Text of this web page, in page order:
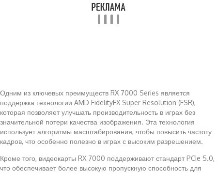
Одним из ключевых преимуществ RX 7000 Series является
поддержка технологии AMD FidelityFX Super Resolution (FSR),
которая позволяет улучшать производительность в играх без
значительной потери качества изображения. Эта технология
использует алгоритмы масштабирования, чтобы повысить частоту
кадров, что особенно полезно в играх с высоким разрешением.
Кроме того, видеокарты RX 7000 поддерживают стандарт PCIe 5.0,
что обеспечивает более высокую пропускную способность для